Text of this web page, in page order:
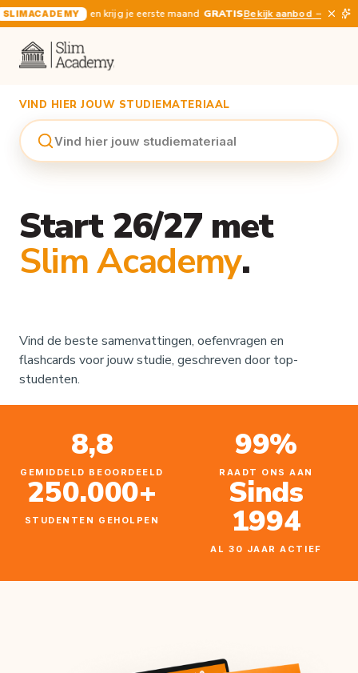
en krijg je eerste maand GRATISBekijk aanbod
Start 26/27 met
Slim Academy.
Vind de beste samenvattingen, oefenvragen en
flashcards voor jouw studie, geschreven door top-
studenten.
VIND HIER JOUW STUDIEMATERIAAL
Vind hier jouw studiemateriaal
8,8
GEMIDDELD BEOORDEELD
99%
RAADT ONS AAN
250.000+
STUDENTEN GEHOLPEN
Sinds
1994
AL 30 JAAR ACTIEF